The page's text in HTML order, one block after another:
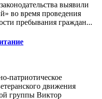
выявили
во время проведения
пребывания граждан...
патриотическое
движения
группы Виктор